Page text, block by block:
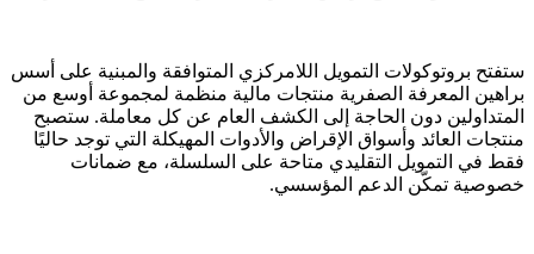
ستفتح بروتوكولات التمويل اللامركزي المتوافقة والمبنية على أسس
براهين المعرفة الصفرية منتجات مالية منظمة لمجموعة أوسع من
المتداولين دون الحاجة إلى الكشف العام عن كل معاملة. ستصبح
منتجات العائد وأسواق الإقراض والأدوات المهيكلة التي توجد حاليًا
فقط في التمويل التقليدي متاحة على السلسلة، مع ضمانات
خصوصية تمكّن الدعم المؤسسي.